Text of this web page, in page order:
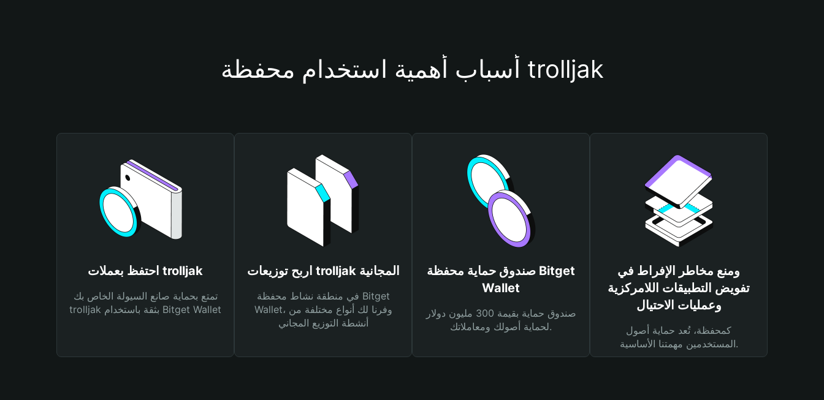
أسباب أهمية استخدام محفظة trolljak
احتفظ بعملات trolljak
تمتع بحماية صانع السيولة الخاص بك
trolljak بثقة باستخدام Bitget Wallet
اربح توزيعات trolljak المجانية
في منطقة نشاط محفظة Bitget
Wallet، وفرنا لك أنواع مختلفة من
أنشطة التوزيع المجاني
صندوق حماية محفظة Bitget
Wallet
صندوق حماية بقيمة 300 مليون دولار
لحماية أصولك ومعاملاتك.
ومنع مخاطر الإفراط في
تفويض التطبيقات اللامركزية
وعمليات الاحتيال
كمحفظة، تُعد حماية أصول
المستخدمين مهمتنا الأساسية.